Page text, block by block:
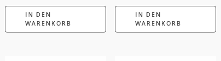
IN DEN
WARENKORB
IN DEN
WARENKORB